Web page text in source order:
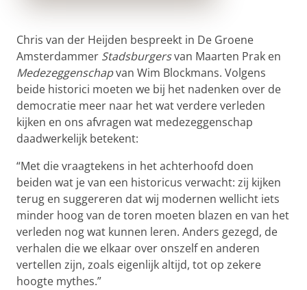
Chris van der Heijden bespreekt in De Groene
Amsterdammer Stadsburgersvan Maarten Prak en
Medezeggenschapvan Wim Blockmans. Volgens
beide historici moeten we bij het nadenken over de
democratie meer naar het wat verdere verleden
kijken en ons afvragen wat medezeggenschap
daadwerkelijk betekent:
“Met die vraagtekens in het achterhoofd doen
beiden wat je van een historicus verwacht: zij kijken
terug en suggereren dat wij modernen wellicht iets
minder hoog van de toren moeten blazen en van het
verleden nog wat kunnen leren. Anders gezegd, de
verhalen die we elkaar over onszelf en anderen
vertellen zijn, zoals eigenlijk altijd, tot op zekere
hoogte mythes.”